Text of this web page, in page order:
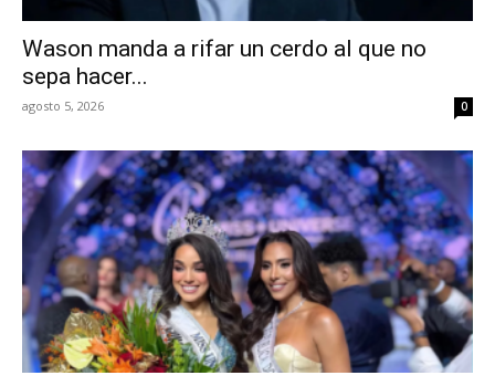
Wason manda a rifar un cerdo al que no
sepa hacer...
agosto 5, 2026 0